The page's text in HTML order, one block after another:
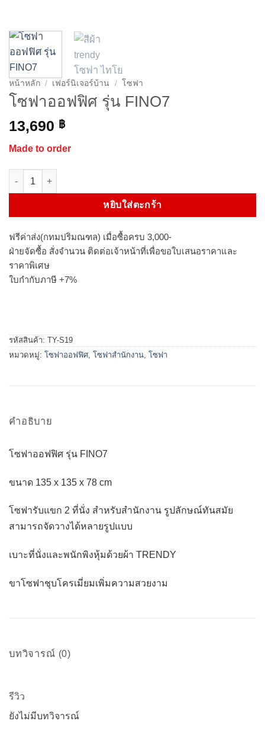
หน้าหลัก / เฟอร์นิเจอร์บ้าน / โซฟา
โซฟาออฟฟิศ รุ่น FINO7
13,690 ฿
Made to order
หยิบใส่ตะกร้า
ฟรีค่าส่ง(กทมปริมณฑล) เมื่อซื้อครบ 3,000-
ฝ่ายจัดซื้อ สั่งจำนวน ติดต่อเจ้าหน้าที่เพื่อขอใบเสนอราคาและ
ราคาพิเศษ
ใบกำกับภาษี +7%
รหัสสินค้า: TY-S19
หมวดหมู่: โซฟาออฟฟิศ โซฟาสำนักงาน โซฟา
คำอธิบาย
โซฟาออฟฟิศ รุ่น FINO7
ขนาด 135 x 135 x 78 cm
โซฟารับแขก 2 ที่นั่ง สำหรับสำนักงาน รูปลักษณ์ทันสมัย
สามารถจัดวางได้หลายรูปแบบ
เบาะที่นั่งและพนักพิงหุ้มด้วยผ้า TRENDY
ขาโซฟาชุบโครเมี่ยมเพิ่มความสวยงาม
บทวิจารณ์ (0)
รีวิว
ยังไม่มีบทวิจารณ์